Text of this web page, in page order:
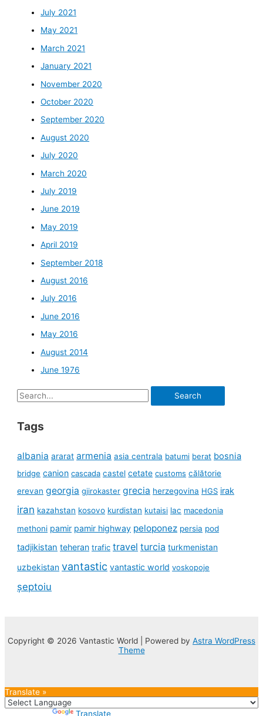
July 2021
May 2021
March 2021
January 2021
November 2020
October 2020
September 2020
August 2020
July 2020
March 2020
July 2019
June 2019
May 2019
April 2019
September 2018
August 2016
July 2016
June 2016
May 2016
August 2014
June 1976
Search
Tags
albania ararat armenia asia centrala batumi berat bosnia
bridge canion cascada castel cetate customs călătorie
erevan georgia gjirokaster grecia herzegovina HGS irak
iran kazahstan kosovo kurdistan kutaisi lac macedonia
methoni pamir pamir highway peloponez persia pod
tadjikistan teheran trafic travel turcia turkmenistan
uzbekistan vantastic vantastic world voskopoje
șeptoiu
Copyright © 2026 Vantastic World | Powered by Astra WordPress
Theme
Translate »
Translate